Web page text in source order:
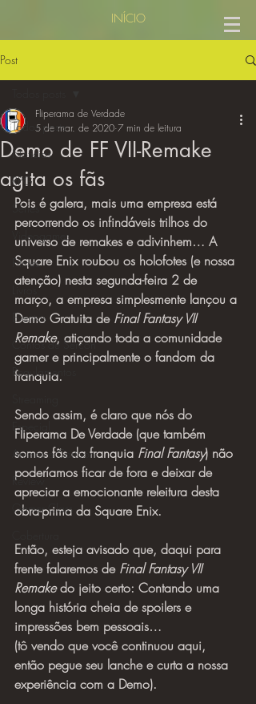
INÍCIO
Post
Todos posts
Notícias
RPG
Séries
Videogames
Filmes
Livros
Eventos
Contos de Sercon
Regulamentos
Especial
Animes e Cartoon
Review
Gamer Class
Demo de FF VII-Remake
agita os fãs
Fliperama de Verdade
5 de mar. de 2020 7 min de leitura
Pois é galera, mais uma empresa está
percorrendo os infindáveis trilhos do
universo de remakes e adivinhem… A
Square Enix roubou os holofotes (e nossa
atenção) nesta segunda-feira 2 de
março, a empresa simplesmente lançou a
Demo Gratuita de Final Fantasy VII
Remake, atiçando toda a comunidade
gamer e principalmente o fandom da
franquia.
Sendo assim, é claro que nós do
Fliperama De Verdade (que também
somos fãs da franquia Final Fantasy) não
poderíamos ficar de fora e deixar de
apreciar a emocionante releitura desta
obra-prima da Square Enix.
Então, esteja avisado que, daqui para
frente falaremos de Final Fantasy VII
Remake do jeito certo: Contando uma
longa história cheia de spoilers e
impressões bem pessoais…
(tô vendo que você continuou aqui,
então pegue seu lanche e curta a nossa
experiência com a Demo).